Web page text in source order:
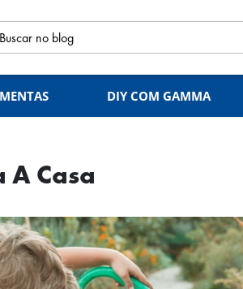
DIY COM GAMMA
Casa